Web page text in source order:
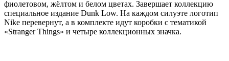
фиолетовом, жёлтом и белом цветах. Завершает коллекцию
специальное издание Dunk Low. На каждом силуэте логотип
Nike перевернут, а в комплекте идут коробки с тематикой
«Stranger Things» и четыре коллекционных значка.